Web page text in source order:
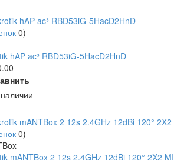
0)
hAP ac³ RBD53iG-5HacD2HnD
0)
mANTBox 2 12s 2.4GHz 12dBi 120° 2X2